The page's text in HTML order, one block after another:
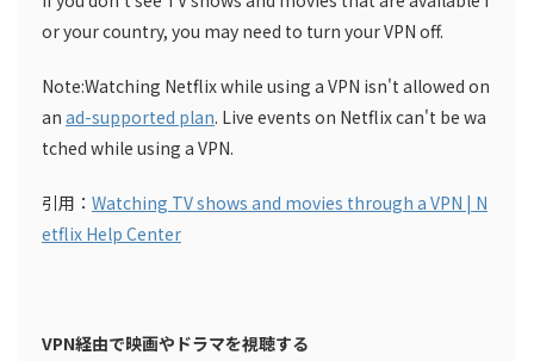
or your country, you may need to turn your VPN off.
Note:Watching Netflix while using a VPN isn't allowed on
an ad-supported plan. Live events on Netflix can't be wa
tched while using a VPN.
引用： Watching TV shows and movies through a VPN | N
etflix Help Center
VPN経由で映画やドラマを視聴する